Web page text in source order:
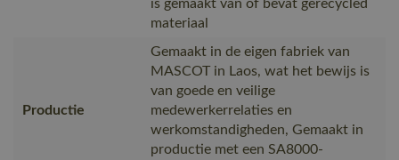
is gemaakt van of bevat gerecycled
materiaal
Productie
Gemaakt in de eigen fabriek van
MASCOT in Laos, wat het bewijs is
van goede en veilige
medewerkerrelaties en
werkomstandigheden, Gemaakt in
productie met een SA8000-